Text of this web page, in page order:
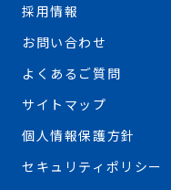
採用情報
お問い合わせ
よくあるご質問
サイトマップ
個人情報保護方針
セキュリティポリシー